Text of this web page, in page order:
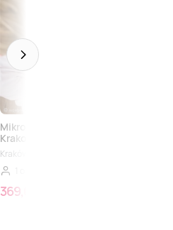
Mikrodermabrazja w Ambra Day Spa w
Krakowie
Kraków
369,00 zł